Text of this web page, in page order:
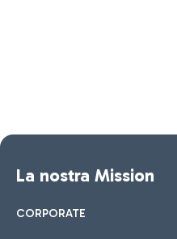
La nostra Mission
CORPORATE